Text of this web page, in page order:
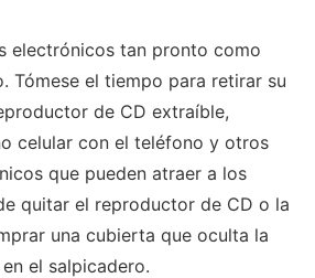
electrónicos tan pronto como
Tómese el tiempo para retirar su
de CD extraíble,
celular con el teléfono y otros
que pueden atraer a los
quitar el reproductor de CD o la
una cubierta que oculta la
el salpicadero.